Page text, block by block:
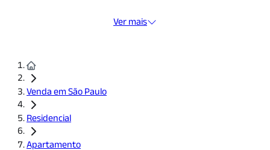
Ver mais
Venda em São Paulo
Residencial
Apartamento